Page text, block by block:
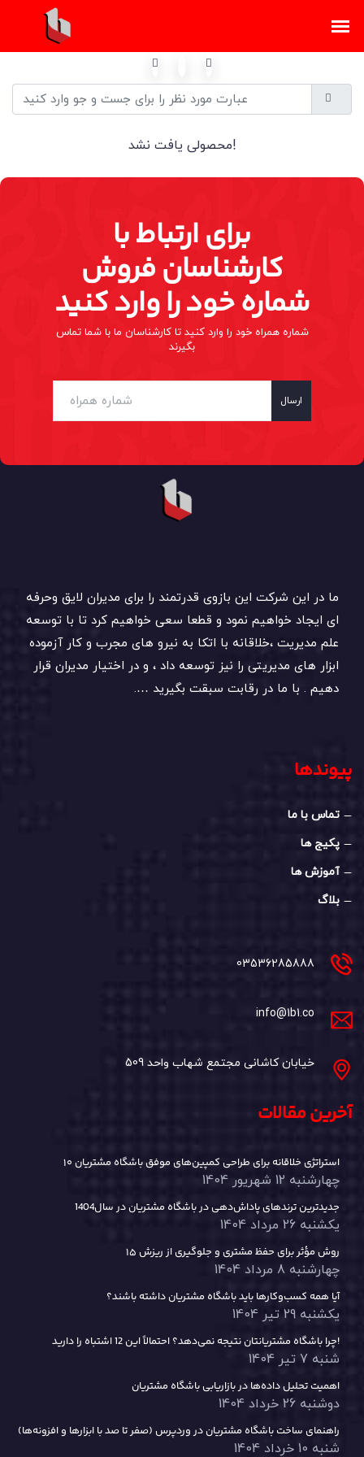
محصولی یافت نشد!
برای ارتباط با
کارشناسان فروش
شماره خود را وارد کنید
شماره همراه خود را وارد کنید تا کارشناسان ما با شما تماس
بگیرند
ارسال
ما در این شرکت این بازوی قدرتمند را برای مدیران لایق وحرفه
ای ایجاد خواهیم نمود و قطعا سعی خواهیم کرد تا با توسعه
علم مدیریت ،خلاقانه با اتکا به نیرو های مجرب و کار آزموده
ابزار های مدیریتی را نیز توسعه داد ، و در اختیار مدیران قرار
دهیم . با ما در رقابت سبقت بگیرید ….
پیوندها
تماس با ما
پکیج ها
آموزش ها
بلاگ
03536285888
info@1b1.co
خیابان کاشانی مجتمع شهاب واحد 509
آخرین مقالات
۱۰ استراتژی خلاقانه برای طراحی کمپین‌های موفق باشگاه مشتریان
چهارشنبه 12 شهریور 1404
جدیدترین ترندهای پاداش‌دهی در باشگاه مشتریان در سال1404
یکشنبه 26 مرداد 1404
۱۵ روش مؤثر برای حفظ مشتری و جلوگیری از ریزش
چهارشنبه 8 مرداد 1404
آیا همه کسب‌وکارها باید باشگاه مشتریان داشته باشند؟
یکشنبه 29 تیر 1404
چرا باشگاه مشتریانتان نتیجه نمی‌دهد؟ احتمالاً این 12 اشتباه را دارید!
شنبه 7 تیر 1404
اهمیت تحلیل داده‌ها در بازاریابی باشگاه مشتریان
دوشنبه 26 خرداد 1404
راهنمای ساخت باشگاه مشتریان در وردپرس (صفر تا صد با ابزارها و افزونه‌ها)
شنبه 10 خرداد 1404